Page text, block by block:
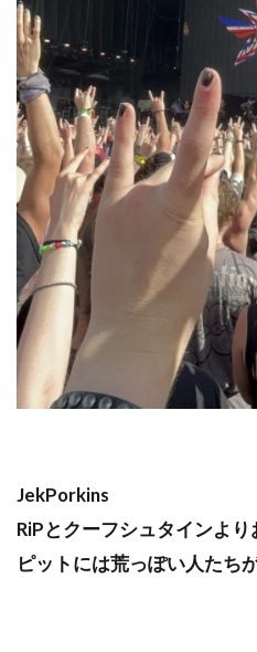
JekPorkins
RiPとクーフシュタインより
ピットには荒っぽい人たち